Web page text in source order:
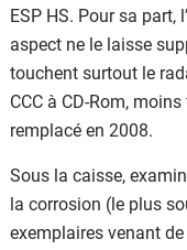
ESP HS. Pour sa
aspect ne le laisse
touchent surtout le
CCC à CD-Rom,
remplacé en 2008.
Sous la caisse,
la corrosion (le plus
exemplaires venant